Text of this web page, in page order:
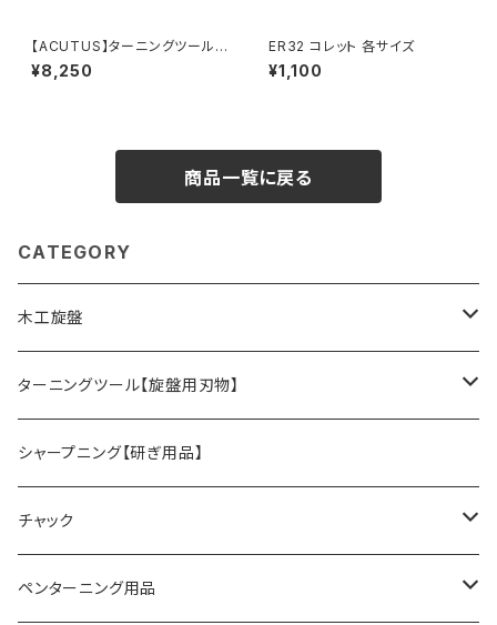
【ACUTUS】ターニングツール
『12mm ボウルガウジ』ハイス鋼
旋盤用刃物 ディープボウルガウ
¥8,250
ER32 コレット 各サイズ
¥1,100
商品一覧に戻る
CATEGORY
木工旋盤
旋盤オプションパーツ
ターニングツール【旋盤用刃物】
HSSツール
ACUTUS
NaCT
替刃式ツール
リングツール
シャープニング【研ぎ用品】
チャック
4爪スクロールチャック
ペンターニング用品